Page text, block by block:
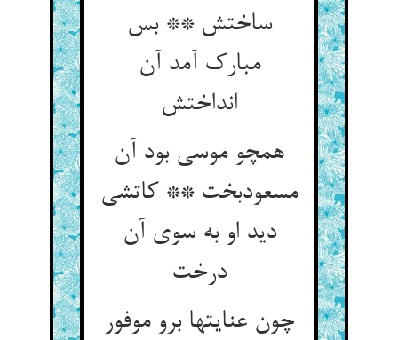
ساختش ** بس
مبارک آمد آن
انداختش
همچو موسی بود آن
مسعودبخت ** کاتشی
دید او به سوی آن
درخت
چون عنایتها برو موفور